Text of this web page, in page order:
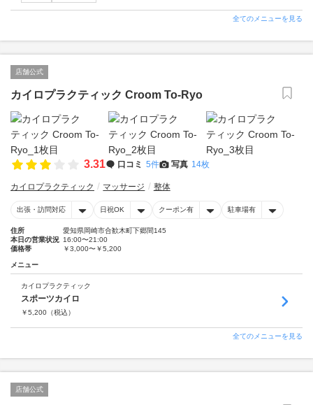
全てのメニューを見る
店舗公式
カイロプラクティック Croom To-Ryo
3.31 口コミ 5件 写真 14枚
カイロプラクティック マッサージ 整体
出張・訪問対応 日祝OK クーポン有 駐車場有
住所
愛知県岡崎市合歓木町下郷間145
本日の営業状況 16:00〜21:00
価格帯
￥3,000〜￥5,200
メニュー
カイロプラクティック
スポーツカイロ
￥5,200 （税込）
全てのメニューを見る
店舗公式